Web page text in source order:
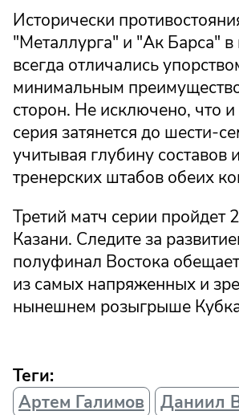
Исторически
"Металлурга" и "Ак Барса"
всегда отличались
минимальным
сторон. Не исключено, что
серия затянется до шести-
учитывая глубину составов
тренерских штабов обеих
Третий матч серии пройдет
Казани. Следите за
полуфинал Востока
из самых напряженных и
нынешнем розыгрыше Кубка
Теги:
Артем Галимов
Даниил